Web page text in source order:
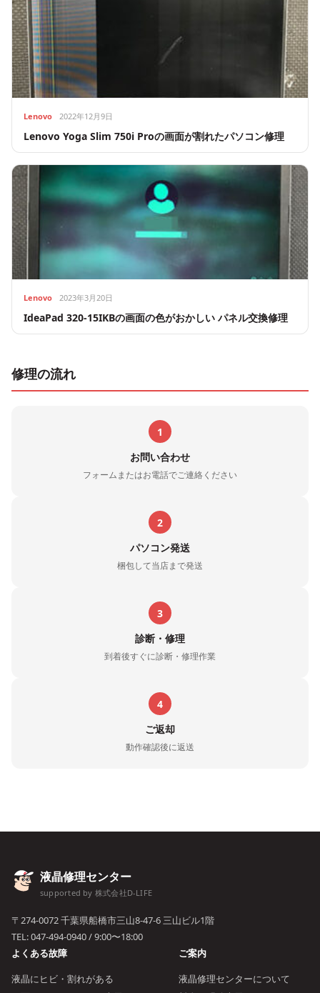
Lenovo 2022年12月9日
Lenovo Yoga Slim 750i Proの画面が割れたパソコン修理
Lenovo 2023年3月20日
IdeaPad 320-15IKBの画面の色がおかしい パネル交換修理
修理の流れ
1
お問い合わせ
フォームまたはお電話でご連絡ください
2
パソコン発送
梱包して当店まで発送
3
診断・修理
到着後すぐに診断・修理作業
4
ご返却
動作確認後に返送
液晶修理センター
supported by 株式会社D-LIFE
〒274-0072 千葉県船橋市三山8-47-6 三山ビル1階
TEL:047-494-0940/ 9:00〜18:00
よくある故障
液晶にヒビ・割れがある
ご案内
液晶修理センターについて